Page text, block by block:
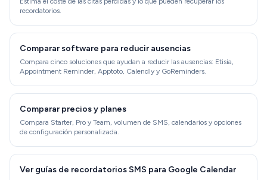
recordatorios.
Comparar software para reducir ausencias
Compara cinco soluciones que ayudan a reducir las ausencias: Etisia,
Appointment Reminder, Apptoto, Calendly y GoReminders.
Comparar precios y planes
Compara Starter, Pro y Team, volumen de SMS, calendarios y opciones
de configuración personalizada.
Ver guías de recordatorios SMS para Google Calendar